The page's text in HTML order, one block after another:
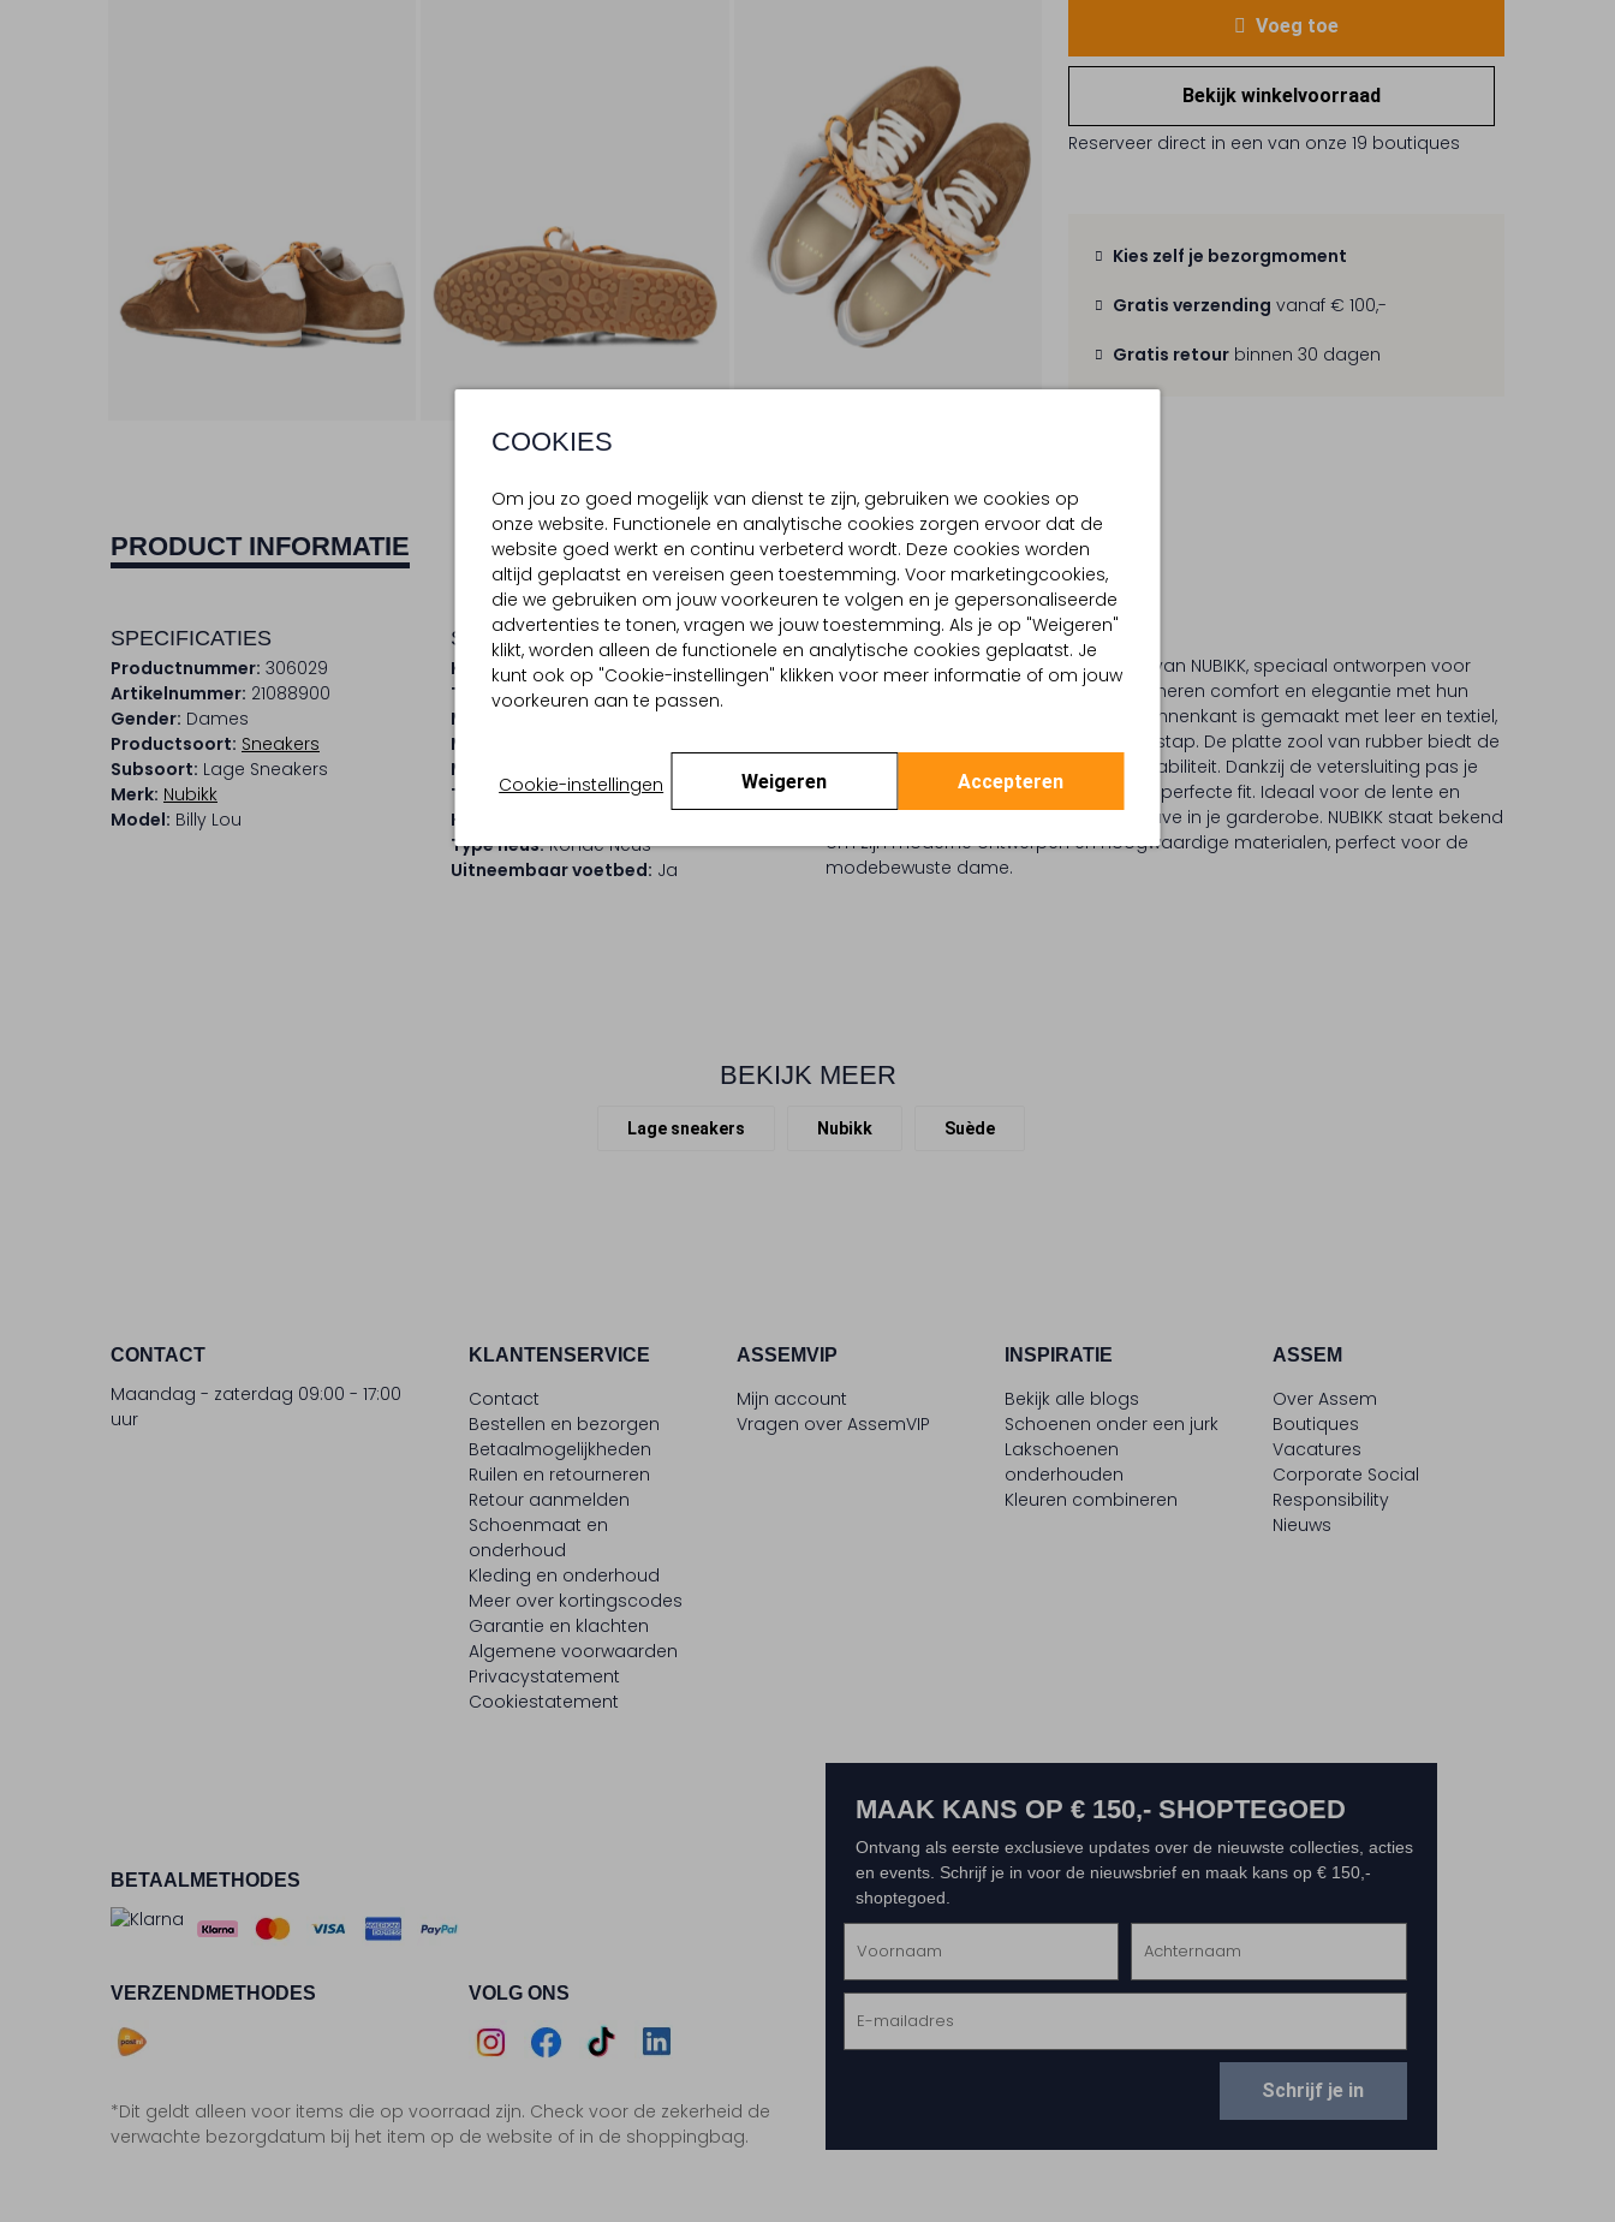
COOKIES
Om jou zo goed mogelijk van dienst te zijn, gebruiken we cookies op
onze website. Functionele en analytische cookies zorgen ervoor dat de
website goed werkt en continu verbeterd wordt. Deze cookies worden
altijd geplaatst en vereisen geen toestemming. Voor marketingcookies,
die we gebruiken om jouw voorkeuren te volgen en je gepersonaliseerde
advertenties te tonen, vragen we jouw toestemming. Als je op "Weigeren"
klikt, worden alleen de functionele en analytische cookies geplaatst. Je
kunt ook op "Cookie-instellingen" klikken voor meer informatie of om jouw
voorkeuren aan te passen.
Cookie-instellingen Weigeren Accepteren
Voeg toe
Bekijk winkelvoorraad
Reserveer direct in een van onze 19 boutiques
Kies zelf je bezorgmoment
Gratis verzending vanaf € 100,-
Gratis retour binnen 30 dagen
PRODUCT INFORMATIE BEZORGEN & RETOURNEREN
SPECIFICATIES
Productnummer: 306029
Artikelnummer: 21088900
Gender: Dames
Productsoort: Sneakers
Subsoort: Lage Sneakers
Merk: Nubikk
Model: Billy Lou
SAMENSTELLING & PASVORM
Kleur: Cognac
Trends: Hot Drop
Materiaal buitenkant:
Suède
Materiaal binnenkant:
Materiaal zool:
Type sluiting: Veter
Hakvorm:
Type neus: Ronde Neus
Uitneembaar voetbed: Ja
OMSCHRIJVING
Ontdek de stijlvolle BILLY LOU sneakers van NUBIKK, speciaal ontworpen voor
dames. Deze cognac sneakers combineren comfort en elegantie met hun
ronde neus en suède buitenkant. De binnenkant is gemaakt met leer en textiel,
wat zorgt voor een luxe gevoel bij elke stap. De platte zool van rubber biedt de
perfecte balans tussen flexibiliteit en stabiliteit. Dankzij de vetersluiting pas je
de sneakers moeiteloos aan voor een perfecte fit. Ideaal voor de lente en
zomer, deze sneakers zijn een must-have in je garderobe. NUBIKK staat bekend
om zijn moderne ontwerpen en hoogwaardige materialen, perfect voor de
modebewuste dame.
BEKIJK MEER
Lage sneakers Nubikk Suède
CONTACT
Maandag - zaterdag 09:00 - 17:00
uur
KLANTENSERVICE
Contact
Bestellen en bezorgen
Betaalmogelijkheden
Ruilen en retourneren
Retour aanmelden
Schoenmaat en
onderhoud
Kleding en onderhoud
Meer over kortingscodes
Garantie en klachten
Algemene voorwaarden
Privacystatement
Cookiestatement
ASSEMVIP
Mijn account
Vragen over AssemVIP
INSPIRATIE
Bekijk alle blogs
Schoenen onder een jurk
Lakschoenen
onderhouden
Kleuren combineren
ASSEM
Over Assem
Boutiques
Vacatures
Corporate Social
Responsibility
Nieuws
BETAALMETHODES
VERZENDMETHODES VOLG ONS
Instagram
Facebook
TikTokLinkedIn
*Dit geldt alleen voor items die op voorraad zijn. Check voor de zekerheid de
verwachte bezorgdatum bij het item op de website of in de shoppingbag.
MAAK KANS OP € 150,- SHOPTEGOED
Ontvang als eerste exclusieve updates over de nieuwste collecties, acties
en events. Schrijf je in voor de nieuwsbrief en maak kans op € 150,-
shoptegoed.
Schrijf je in